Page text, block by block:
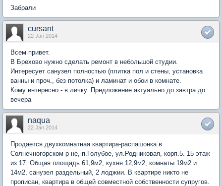
Забрали
cursant
22 Jan 2014
Всем привет.
В Брехово нужно сделать ремонт в небольшой студии.
Интересует санузел полностью (плитка пол и стены, установка
ванны и проч., без потолка) и ламинат и обои в комнате.
Кому интересно - в личку. Предложение актуально до завтра до
вечера
naqua
22 Jan 2014
Продается двухкомнатная квартира-распашонка в
Солнечногорском р-не, п.Голубое, ул.Родниковая, корп.5. 15 этаж
из 17. Общая площадь 61,9м2, кухня 12,9м2, комнаты 19м2 и
14м2, санузел раздельный, 2 лоджии. В квартире никто не
прописан, квартира в общей совместной собственности супругов.